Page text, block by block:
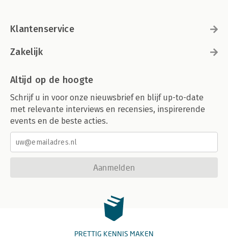
Klantenservice
Zakelijk
Altijd op de hoogte
Schrijf u in voor onze nieuwsbrief en blijf up-to-date
met relevante interviews en recensies, inspirerende
events en de beste acties.
Aanmelden
PRETTIG KENNIS MAKEN